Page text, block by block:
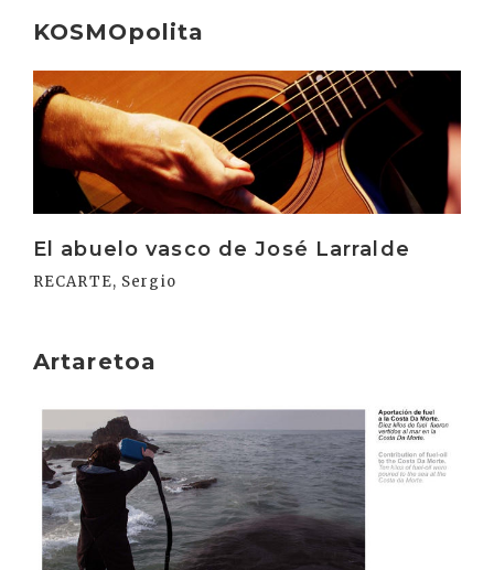
KOSMOpolita
El abuelo vasco de José Larralde
RECARTE, Sergio
Irakurri
Artaretoa
Irakurri